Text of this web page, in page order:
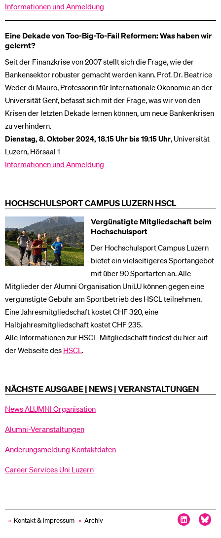
Informationen und Anmeldung
Eine Dekade von Too-Big-To-Fail Reformen: Was haben wir
gelernt?
Seit der Finanzkrise von 2007 stellt sich die Frage, wie der
Bankensektor robuster gemacht werden kann. Prof. Dr. Beatrice
Weder di Mauro, Professorin für Internationale Ökonomie an der
Universität Genf, befasst sich mit der Frage, was wir von den
Krisen der letzten Dekade lernen können, um neue Bankenkrisen
zu verhindern.
Dienstag, 8. Oktober 2024, 18.15 Uhr bis 19.15 Uhr, Universität
Luzern, Hörsaal 1
Informationen und Anmeldung
HOCHSCHULSPORT CAMPUS LUZERN HSCL
Vergünstigte Mitgliedschaft beim
Hochschulsport
Der Hochschulsport Campus Luzern
bietet ein vielseitigeres Sportangebot
mit über 90 Sportarten an. Alle
Mitglieder der Alumni Organisation UniLU können gegen eine
vergünstigte Gebühr am Sportbetrieb des HSCL teilnehmen.
Eine Jahresmitgliedschaft kostet CHF 320, eine
Halbjahresmitgliedschaft kostet CHF 235.
Alle Informationen zur HSCL-Mitgliedschaft findest du hier auf
der Webseite des HSCL.
NÄCHSTE AUSGABE | NEWS | VERANSTALTUNGEN
News ALUMNI Organisation
Alumni-Veranstaltungen
Änderungsmeldung Kontaktdaten
Career Services Uni Luzern
» Kontakt & Impressum » Archiv